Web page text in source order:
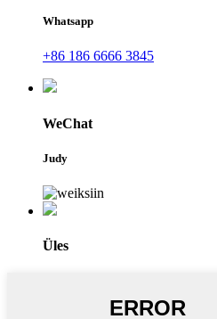
Whatsapp
+86 186 6666 3845
WeChat
Judy
Üles